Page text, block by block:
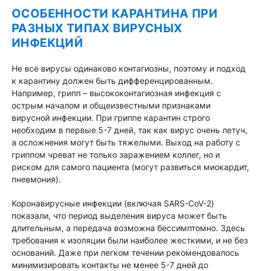
ОСОБЕННОСТИ КАРАНТИНА ПРИ
РАЗНЫХ ТИПАХ ВИРУСНЫХ
ИНФЕКЦИЙ
Не все вирусы одинаково контагиозны, поэтому и подход
к карантину должен быть дифференцированным.
Например, грипп – высококонтагиозная инфекция с
острым началом и общеизвестными признаками
вирусной инфекции. При гриппе карантин строго
необходим в первые 5-7 дней, так как вирус очень летуч,
а осложнения могут быть тяжелыми. Выход на работу с
гриппом чреват не только заражением коллег, но и
риском для самого пациента (могут развиться миокардит,
пневмония).
Коронавирусные инфекции (включая SARS-CoV-2)
показали, что период выделения вируса может быть
длительным, а передача возможна бессимптомно. Здесь
требования к изоляции были наиболее жесткими, и не без
оснований. Даже при легком течении рекомендовалось
минимизировать контакты не менее 5-7 дней до